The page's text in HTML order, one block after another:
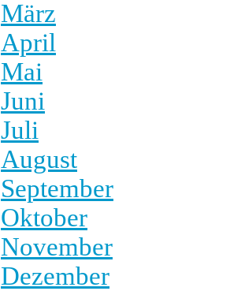
März
April
Mai
Juni
Juli
August
September
Oktober
November
Dezember